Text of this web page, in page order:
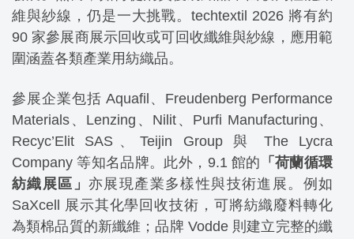
維與紗線，仍是一大挑戰。techtextil 2026 將有約
90 家參展商展示回收或可回收纖維與紗線，應用範
圍涵蓋各類產業用紡織品。
參展企業包括 Aquafil、Freudenberg Performance
Materials、Lenzing、Nilit、Purfi Manufacturing、
Recyc’Elit SAS、Teijin Group 與 The Lycra
Company 等知名品牌。此外，9.1 館的 「荷蘭循環
紡織展區」 亦展現產業多樣性與技術進展。例如
SaXcell 展示其化學回收技術，可將紡織廢料轉化
為類棉品質的新纖維；品牌 Vodde 則建立完整的纖